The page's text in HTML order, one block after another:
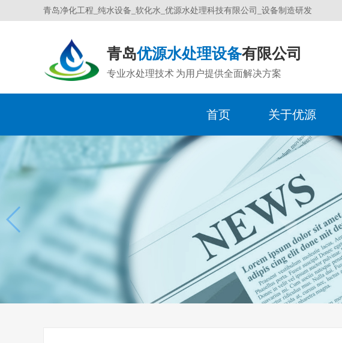
青岛净化工程_纯水设备_软化水_优源水处理科技有限公司_设备制造研发
青岛优源水处理设备有限公司
专业水处理技术 为用户提供全面解决方案
首页 关于优源